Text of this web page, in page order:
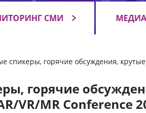
СМИ
спикеры, горячие обсуждения,
горячие
VR/MR Conference